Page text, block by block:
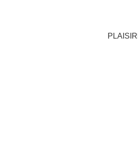
PLAISIR